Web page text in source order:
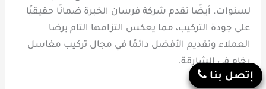
لسنوات. أيضًا تقدم شركة فرسان الخبرة ضمانًا حقيقيًا
على جودة التركيب، مما يعكس التزامها التام برضا
العملاء وتقديم الأفضل دائمًا في مجال تركيب مغاسل
رخام في الشارقة.
إتصل بنا